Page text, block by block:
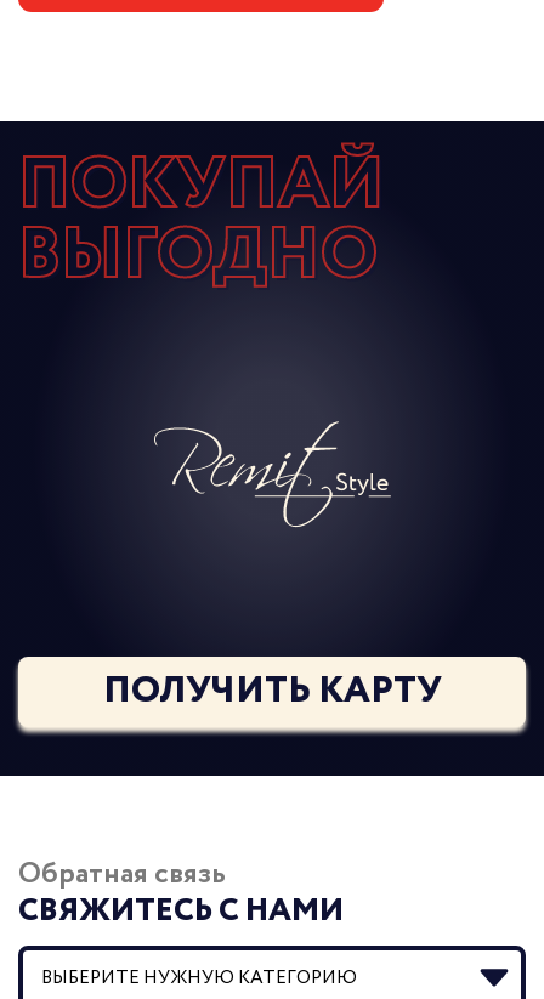
ПОКУПАЙ
ВЫГОДНО
ПОЛУЧИТЬ КАРТУ
Обратная связь
СВЯЖИТЕСЬ С НАМИ